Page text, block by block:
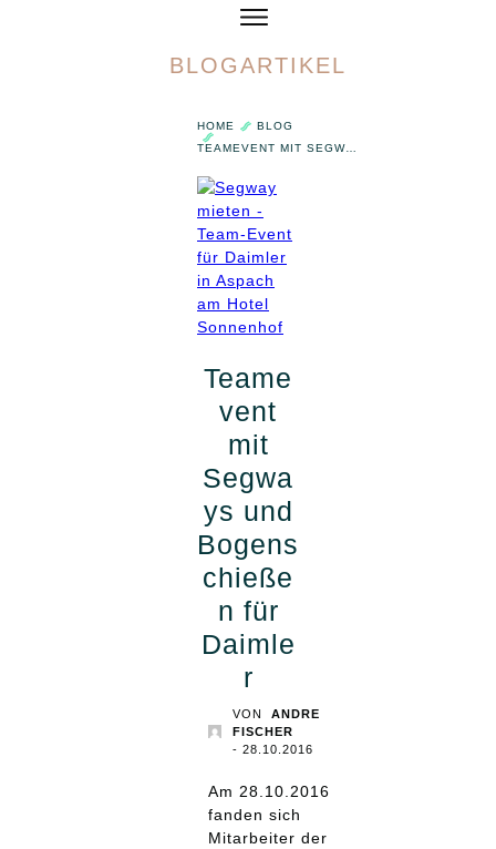
HOME
VERMIETUNG
GUTSCHEINE
BLOGARTIKEL
HOME
BLOG
Teame
vent
mit
Segwa
ys und
Bogens
chieße
n für
Daimle
r
VONANDRE
FISCHER
-28.10.2016
Am 28.10.2016
fanden sich
Mitarbeiter der